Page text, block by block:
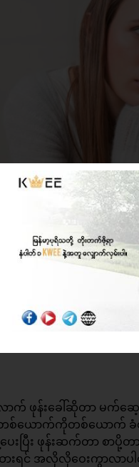
က် ဖုန်းခေါ်ဆိုတာ မက်ဆ
စ်ယောက်ကိုတစ်ယောက်
ပြီး ဖုန်းဆက်တာ စာပို့တ
င် အလိုလိုဝေးကွာလာပ